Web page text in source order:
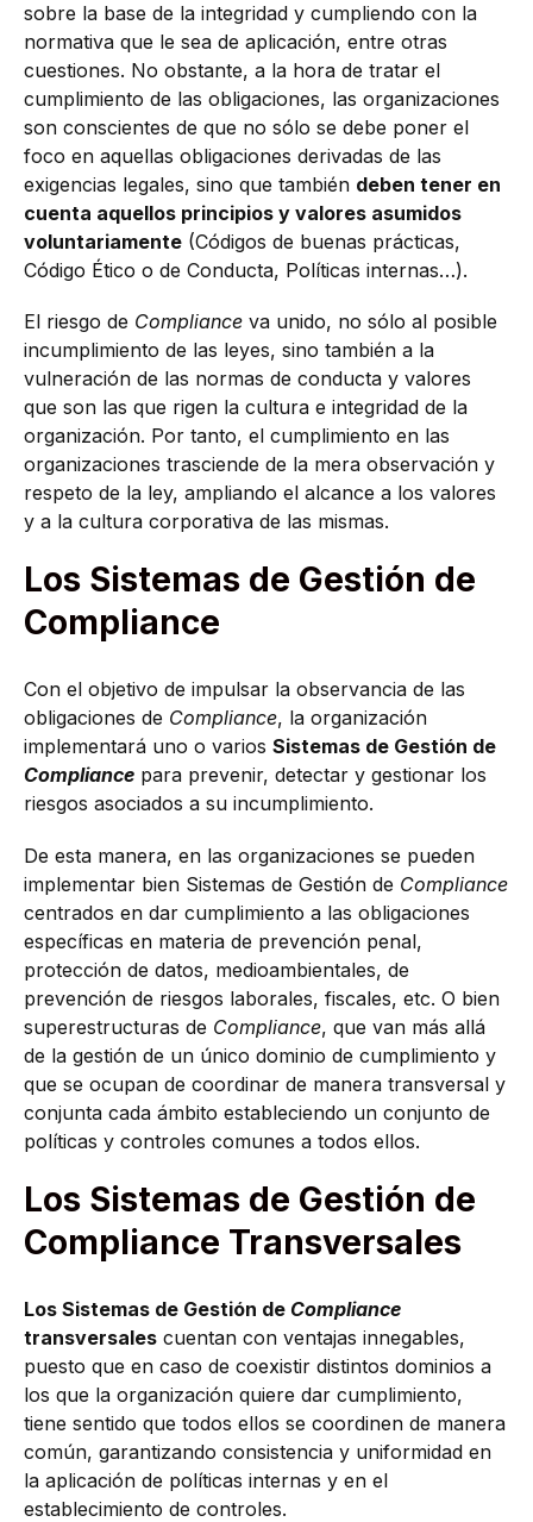
sobre la base de la integridad y cumpliendo con la
normativa que le sea de aplicación, entre otras
cuestiones. No obstante, a la hora de tratar el
cumplimiento de las obligaciones, las organizaciones
son conscientes de que no sólo se debe poner el
foco en aquellas obligaciones derivadas de las
exigencias legales, sino que también deben tener en
cuenta aquellos principios y valores asumidos
voluntariamente (Códigos de buenas prácticas,
Código Ético o de Conducta, Políticas internas…).
El riesgo de Compliance va unido, no sólo al posible
incumplimiento de las leyes, sino también a la
vulneración de las normas de conducta y valores
que son las que rigen la cultura e integridad de la
organización. Por tanto, el cumplimiento en las
organizaciones trasciende de la mera observación y
respeto de la ley, ampliando el alcance a los valores
y a la cultura corporativa de las mismas.
Los Sistemas de Gestión de
Compliance
Con el objetivo de impulsar la observancia de las
obligaciones de Compliance, la organización
implementará uno o varios Sistemas de Gestión de
Compliance para prevenir, detectar y gestionar los
riesgos asociados a su incumplimiento.
De esta manera, en las organizaciones se pueden
implementar bien Sistemas de Gestión de Compliance
centrados en dar cumplimiento a las obligaciones
específicas en materia de prevención penal,
protección de datos, medioambientales, de
prevención de riesgos laborales, fiscales, etc. O bien
superestructuras de Compliance, que van más allá
de la gestión de un único dominio de cumplimiento y
que se ocupan de coordinar de manera transversal y
conjunta cada ámbito estableciendo un conjunto de
políticas y controles comunes a todos ellos.
Los Sistemas de Gestión de
Compliance Transversales
Los Sistemas de Gestión de Compliance
transversales cuentan con ventajas innegables,
puesto que en caso de coexistir distintos dominios a
los que la organización quiere dar cumplimiento,
tiene sentido que todos ellos se coordinen de manera
común, garantizando consistencia y uniformidad en
la aplicación de políticas internas y en el
establecimiento de controles.